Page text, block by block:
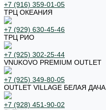
+7 (916) 359-01-05
ТРЦ ОКЕАНИЯ
+7 (929) 630-45-46
ТРЦ РИО
+7 (925) 302-25-44
VNUKOVO PREMIUM OUTLET
+7 (925) 349-80-05
OUTLET VILLAGE БЕЛАЯ ДАЧА
+7 (928) 451-90-02